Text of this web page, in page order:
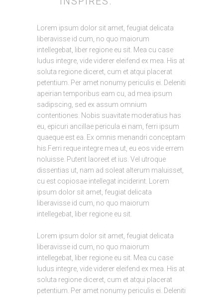
Lorem ipsum dolor sit amet, feugiat delicata
liberavisse id cum, no quo maiorum
intellegebat, liber regione eu sit. Mea cu case
ludus integre, vide viderer eleifend ex mea. His at
soluta regione diceret, cum et atqui placerat
petentium. Per amet nonumy periculis ei. Deleniti
apeirian temporibus eam cu, ad mea ipsum
sadipscing, sed ex assum omnium
contentiones. Nobis suavitate moderatius has
eu, epicuri ancillae pericula ei nam, ferri ipsum
quaeque est ea. Ex omnis menandri conceptam
his.Ferri reque integre mea ut, eu eos vide errem
noluisse. Putent laoreet et ius. Vel utroque
dissentias ut, nam ad soleat alterum maluisset,
cu est copiosae intellegat inciderint. Lorem
ipsum dolor sit amet, feugiat delicata
liberavisse id cum, no quo maiorum
intellegebat, liber regione eu sit.
Lorem ipsum dolor sit amet, feugiat delicata
liberavisse id cum, no quo maiorum
intellegebat, liber regione eu sit. Mea cu case
ludus integre, vide viderer eleifend ex mea. His at
soluta regione diceret, cum et atqui placerat
petentium. Per amet nonumy periculis ei. Deleniti